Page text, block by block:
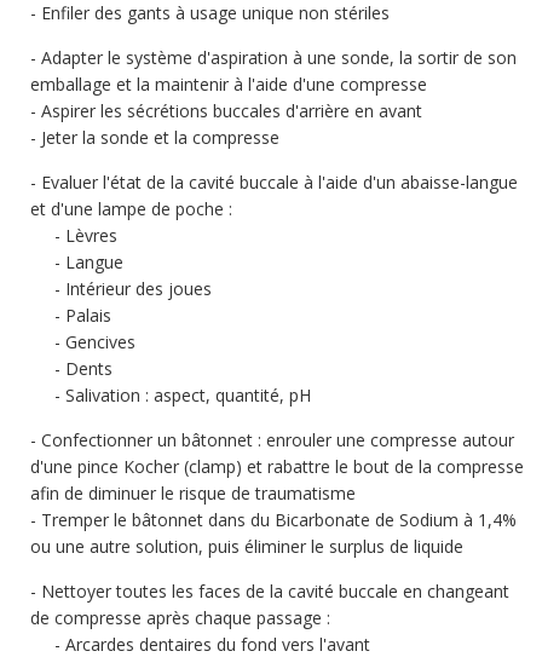
Enfiler des gants à usage unique non stériles
Adapter le système d'aspiration à une sonde, la sortir de son
emballage et la maintenir à l'aide d'une compresse
Aspirer les sécrétions buccales d'arrière en avant
Jeter la sonde et la compresse
Evaluer l'état de la cavité buccale à l'aide d'un abaisse-langue
et d'une lampe de poche :
Lèvres
Langue
Intérieur des joues
Palais
Gencives
Dents
Salivation : aspect, quantité, pH
Confectionner un bâtonnet : enrouler une compresse autour
d'une pince Kocher (clamp) et rabattre le bout de la compresse
afin de diminuer le risque de traumatisme
Tremper le bâtonnet dans du Bicarbonate de Sodium à 1,4%
ou une autre solution, puis éliminer le surplus de liquide
Nettoyer toutes les faces de la cavité buccale en changeant
de compresse après chaque passage :
Arcardes dentaires du fond vers l'avant